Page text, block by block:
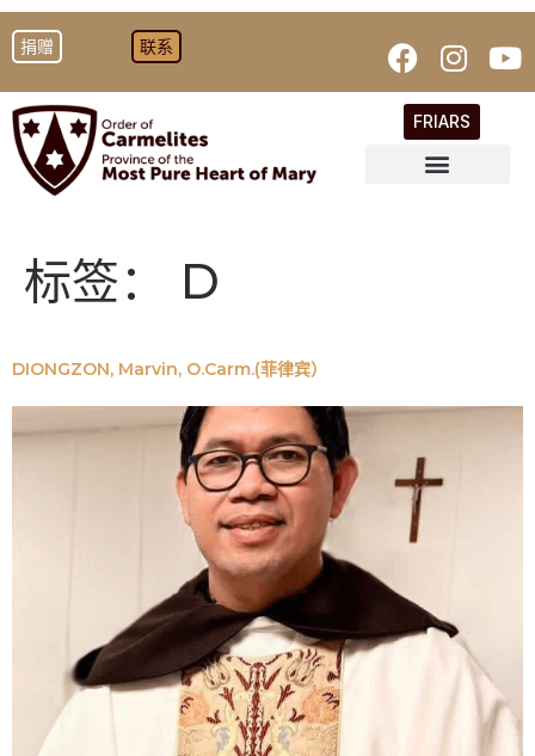
捐赠 联系
FRIARS
标签： D
DIONGZON, Marvin, O.Carm.(菲律宾）